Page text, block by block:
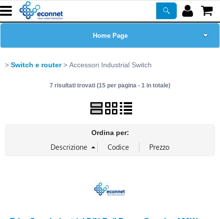
Home Page
Prodotti
Corsi
ASSISTENZA
Newsletter
PROMO ATTIVE
Switch e router Accessori Industrial Switch
7 risultati trovati (15 per pagina - 1 in totale)
Ordina per: